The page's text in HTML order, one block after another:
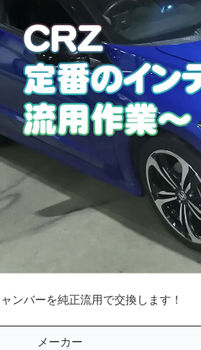
ンバーを純正流用で交換します！
メーカー